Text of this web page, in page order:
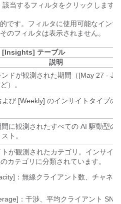
当するフィルタをクリックします。
です。フィルタに使用可能なインサ
のフィルタは表示されません。
[Insights] テーブル
説明
ンドが観測された期間（[May 27 -
）。
よび [Weekly] のインサイトタイプの
に観測されたすべての AI 駆動型の
ト。
トが観測されたカテゴリ。インサイ
カテゴリに分類されています。
：無線クライアント数、チャネ
：干渉、平均クライアント SNR